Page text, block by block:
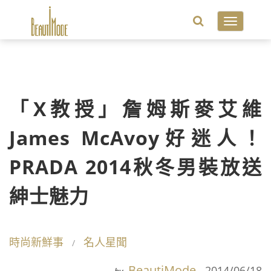
Toggle
「X教授」詹姆斯麥艾維
James McAvoy好迷人！
PRADA 2014秋冬男裝放送
紳士魅力
時尚新鮮事 名人星聞